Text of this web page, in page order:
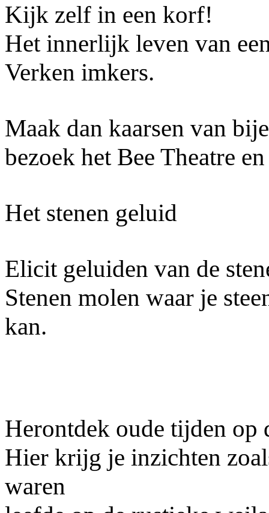
Kijk zelf in een korf!
Het innerlijk leven van
Verken imkers.
Maak dan kaarsen van
bezoek het Bee Theatre
Het stenen geluid
Elicit geluiden van de
Stenen molen waar je
kan.
Herontdek oude tijden op
Hier krijg je inzichten
waren